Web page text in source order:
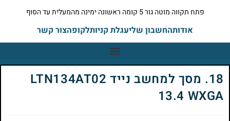
פתח תקווה מוטה גור 5 קומה ראשונה ימינה מהמעלית עד הסוף
אודותהחשבון שליעגלת קניותלקופהצור קשר
18. מסך למחשב נייד LTN134AT02
13.4 WXGA